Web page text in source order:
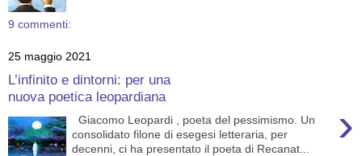
9 commenti:
25 maggio 2021
L’infinito e dintorni: per una
nuova poetica leopardiana
›
Giacomo Leopardi , poeta del pessimismo. Un
consolidato filone di esegesi letteraria, per
decenni, ci ha presentato il poeta di Recanat...